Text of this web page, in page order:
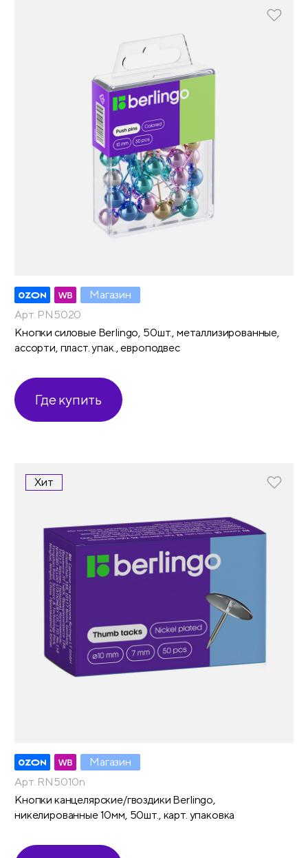
Магазин
Арт. PN5020
Кнопки силовые Berlingo, 50шт., металлизированные,
ассорти, пласт. упак., европодвес
Где купить
Хит
Магазин
Арт. RN5010n
Кнопки канцелярские/гвоздики Berlingo,
никелированные 10мм, 50шт., карт. упаковка